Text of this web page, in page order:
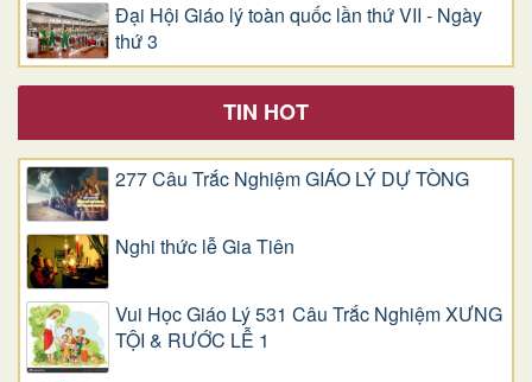
Đại Hội Giáo lý toàn quốc lần thứ VII - Ngày
thứ 3
TIN HOT
277 Câu Trắc Nghiệm GIÁO LÝ DỰ TÒNG
Nghi thức lễ Gia Tiên
Vui Học Giáo Lý 531 Câu Trắc Nghiệm XƯNG
TỘI & RƯỚC LỄ 1